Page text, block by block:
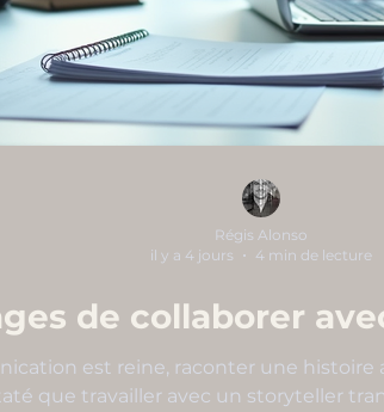
de collaborer
est reine, raconter une
que travailler avec un storyteller
Régis Alonso
il y a 4 jours
4 min de lecture